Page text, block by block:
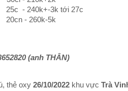
- 240k+-3k tới 27c
- 260k-5k
(anh THÂN)
thẻ oxy 26/10/2022 khu vực Trà